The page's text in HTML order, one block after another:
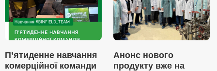
П’ятиденне навчання
комерційної команди
Анонс нового
продукту вже на